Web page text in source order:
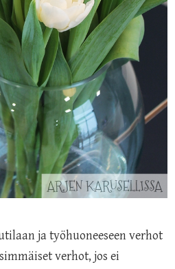
ja työhuoneeseen verhot
verhot, jos ei